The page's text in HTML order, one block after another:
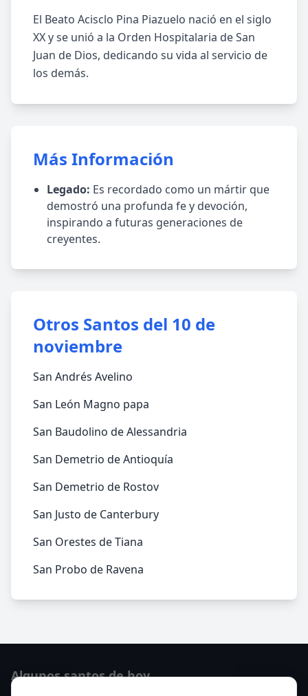
El Beato Acisclo Pina Piazuelo nació en el siglo
XX y se unió a la Orden Hospitalaria de San
Juan de Dios, dedicando su vida al servicio de
los demás.
Más Información
Legado: Es recordado como un mártir que
demostró una profunda fe y devoción,
inspirando a futuras generaciones de
creyentes.
Otros Santos del 10 de
noviembre
San Andrés Avelino
San León Magno papa
San Baudolino de Alessandria
San Demetrio de Antioquía
San Demetrio de Rostov
San Justo de Canterbury
San Orestes de Tiana
San Probo de Ravena
Algunos santos de hoy